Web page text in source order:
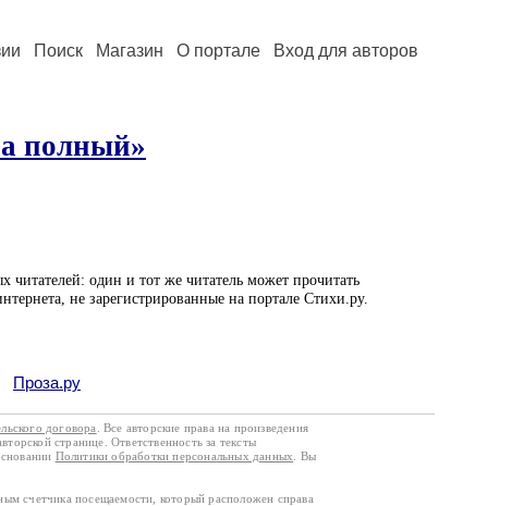
Поиск Магазин О портале Вход для авторов
полный»
читателей: один и тот же читатель может прочитать
не зарегистрированные на портале Стихи.ру.
Проза.ру
договора
. Все авторские права на произведения
странице. Ответственность за тексты
Политики обработки персональных данных
. Вы
счетчика посещаемости, который расположен справа